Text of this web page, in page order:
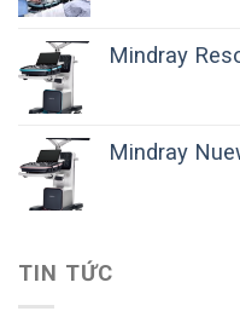
Mindray
Mindray
TIN TỨC